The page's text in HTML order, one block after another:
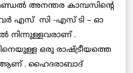
അനന്തര കാമ്പസിന്റെ
എസ് സി -എസ് ടി – ഓ
നിന്നുള്ളവരാണ് .
ഒരു രാഷ്ട്രീയത്തെ
ആണ് . ഹൈദരാബാദ്